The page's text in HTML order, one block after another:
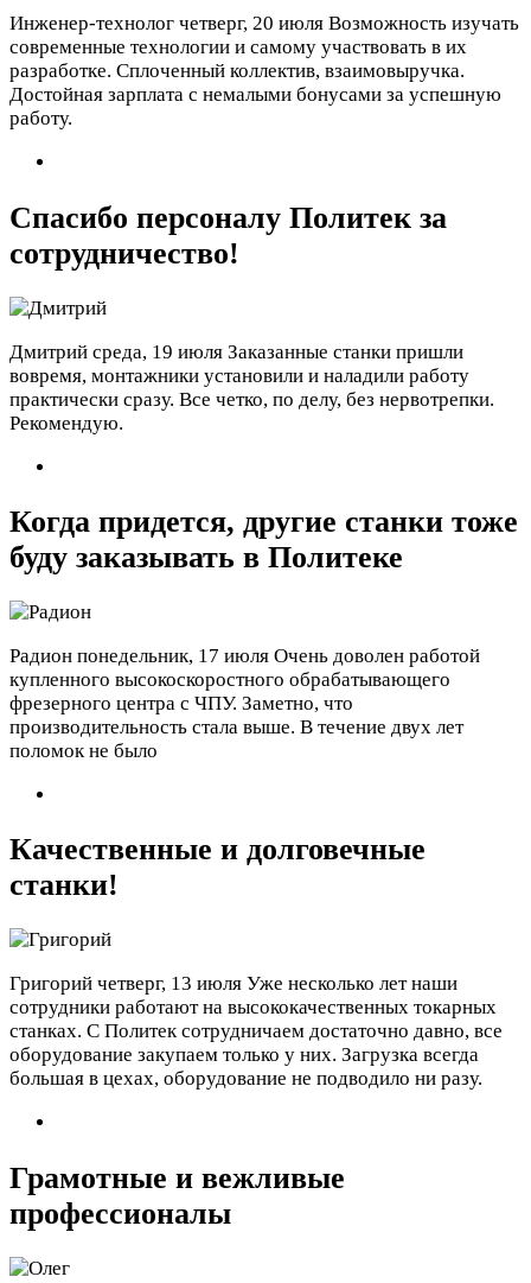
Инженер-технолог четверг, 20 июля Возможность изучать
современные технологии и самому участвовать в их
разработке. Сплоченный коллектив, взаимовыручка.
Достойная зарплата с немалыми бонусами за успешную
работу.
Спасибо персоналу Политек за
сотрудничество!
Дмитрий среда, 19 июля Заказанные станки пришли
вовремя, монтажники установили и наладили работу
практически сразу. Все четко, по делу, без нервотрепки.
Рекомендую.
Когда придется, другие станки тоже
буду заказывать в Политеке
Радион понедельник, 17 июля Очень доволен работой
купленного высокоскоростного обрабатывающего
фрезерного центра с ЧПУ. Заметно, что
производительность стала выше. В течение двух лет
поломок не было
Качественные и долговечные
станки!
Григорий четверг, 13 июля Уже несколько лет наши
сотрудники работают на высококачественных токарных
станках. С Политек сотрудничаем достаточно давно, все
оборудование закупаем только у них. Загрузка всегда
большая в цехах, оборудование не подводило ни разу.
Грамотные и вежливые
профессионалы